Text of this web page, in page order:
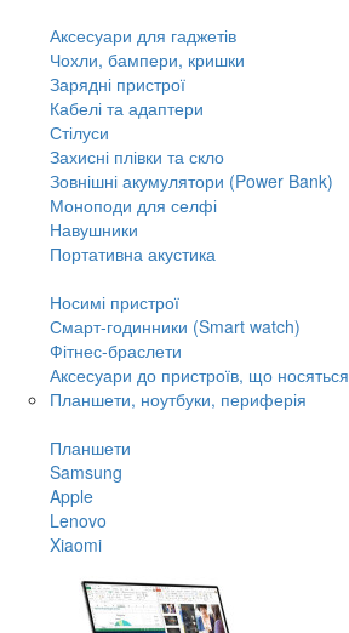
Аксесуари для гаджетів
Чохли, бампери, кришки
Зарядні пристрої
Кабелі та адаптери
Стілуси
Захисні плівки та скло
Зовнішні акумулятори (Power Bank)
Моноподи для селфі
Навушники
Портативна акустика
Носимі пристрої
Смарт-годинники (Smart watch)
Фітнес-браслети
Аксесуари до пристроїв, що носяться
Планшети, ноутбуки, периферія
Планшети
Samsung
Apple
Lenovo
Xiaomi